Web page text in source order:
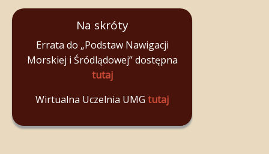
Na skróty
Errata do „Podstaw Nawigacji
Morskiej i Śródlądowej” dostępna
tutaj
Wirtualna Uczelnia UMG tutaj